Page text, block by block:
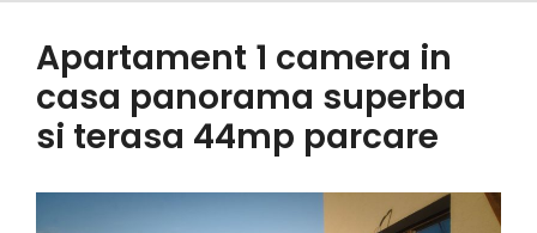
Apartament 1 camera in
casa panorama superba
si terasa 44mp parcare